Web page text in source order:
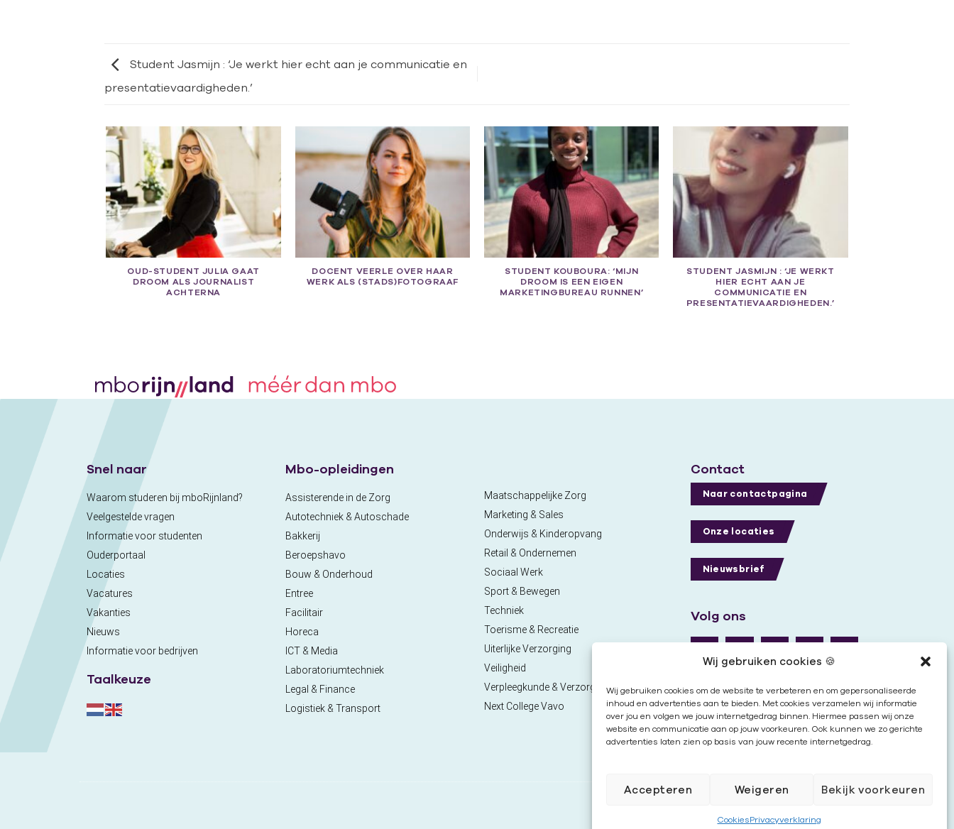
Wij gebruiken cookies 🍪
Wij gebruiken cookies om de website te verbeteren en om gepersonaliseerde
inhoud en advertenties aan te bieden. Met cookies verzamelen wij informatie
over jou en volgen we jouw internetgedrag binnen. Hiermee passen wij onze
website en communicatie aan op jouw voorkeuren. Ook kunnen we zo gerichte
advertenties laten zien op basis van jouw recente internetgedrag.
Accepteren Weigeren Bekijk voorkeuren
CookiesPrivacyverklaring
Student Jasmijn : ‘Je werkt hier echt aan je communicatie en
presentatievaardigheden.’
OUD-STUDENT JULIA GAAT
DROOM ALS JOURNALIST
ACHTERNA
DOCENT VEERLE OVER HAAR
WERK ALS (STADS)FOTOGRAAF
STUDENT KOUBOURA: ‘MIJN
DROOM IS EEN EIGEN
MARKETINGBUREAU RUNNEN’
STUDENT JASMIJN : ‘JE WERKT
HIER ECHT AAN JE
COMMUNICATIE EN
PRESENTATIEVAARDIGHEDEN.’
Snel naar
Waarom studeren bij mboRijnland?
Veelgestelde vragen
Informatie voor studenten
Ouderportaal
Locaties
Vacatures
Vakanties
Nieuws
Informatie voor bedrijven
Taalkeuze
Mbo-opleidingen
Assisterende in de Zorg
Autotechniek & Autoschade
Bakkerij
Beroepshavo
Bouw & Onderhoud
Entree
Facilitair
Horeca
ICT & Media
Laboratoriumtechniek
Legal & Finance
Logistiek & Transport
Maatschappelijke Zorg
Marketing & Sales
Onderwijs & Kinderopvang
Retail & Ondernemen
Sociaal Werk
Sport & Bewegen
Techniek
Toerisme & Recreatie
Uiterlijke Verzorging
Veiligheid
Verpleegkunde & Verzorgende
Next College Vavo
Contact
Naar contactpagina
Onze locaties
Nieuwsbrief
Volg ons